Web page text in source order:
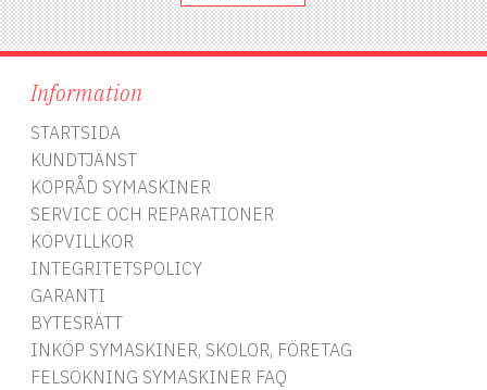
Information
STARTSIDA
KUNDTJÄNST
KÖPRÅD SYMASKINER
SERVICE OCH REPARATIONER
KÖPVILLKOR
INTEGRITETSPOLICY
GARANTI
BYTESRÄTT
INKÖP SYMASKINER, SKOLOR, FÖRETAG
FELSÖKNING SYMASKINER FAQ